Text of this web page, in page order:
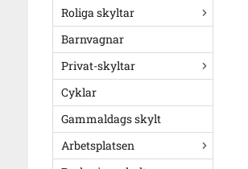
Roliga skyltar
Barnvagnar
Privat-skyltar
Cyklar
Gammaldags skylt
Arbetsplatsen